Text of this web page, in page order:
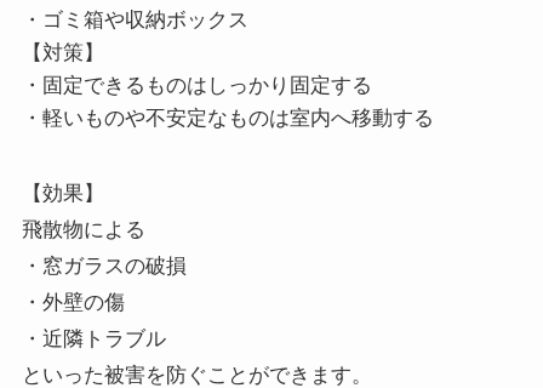
・ゴミ箱や収納ボックス
【対策】
・固定できるものはしっかり固定する
・軽いものや不安定なものは室内へ移動する
【効果】
飛散物による
・窓ガラスの破損
・外壁の傷
・近隣トラブル
といった被害を防ぐことができます。